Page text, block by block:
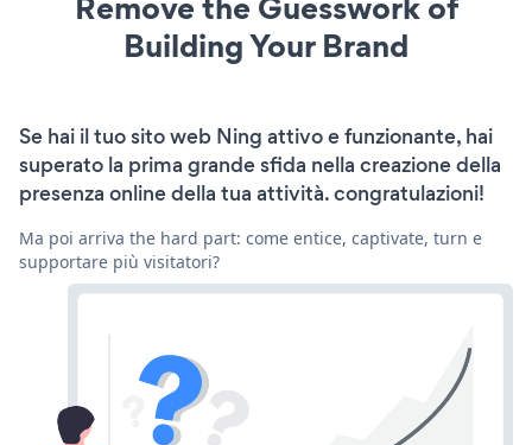
Building Your Brand
Se hai il tuo sito web Ning attivo e funzionante, hai
superato la prima grande sfida nella creazione della
presenza online della tua attività. congratulazioni!
Ma poi arriva the hard part: come entice, captivate, turn e
supportare più visitatori?